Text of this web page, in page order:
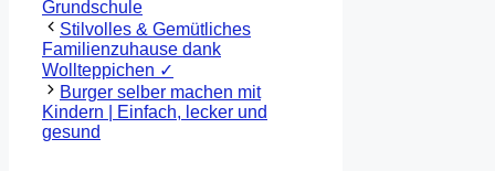
Grundschule
Stilvolles & Gemütliches
Familienzuhause dank
Wollteppichen ✓
Burger selber machen mit
Kindern | Einfach, lecker und
gesund